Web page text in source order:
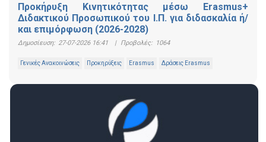
Προκήρυξη Κινητικότητας μέσω Erasmus+
Διδακτικού Προσωπικού του Ι.Π. για διδασκαλία ή/
και επιμόρφωση (2026-2028)
Δημοσίευση: 27-07-2026 16:41 | Προβολές: 1064
Γενικές Ανακοινώσεις Προκηρύξεις Erasmus Δράσεις Erasmus